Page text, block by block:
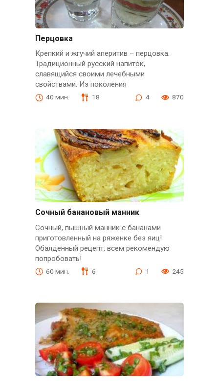
Перцовка
Крепкий и жгучий аперитив – перцовка.
Традиционный русский напиток,
славящийся своими лечебными
свойствами. Из поколения
40 мин. 18 4 870
Сочный банановый манник
Сочный, пышный манник с бананами
приготовленный на ряженке без яиц!
Обалденный рецепт, всем рекомендую
попробовать!
60 мин. 6 1 245